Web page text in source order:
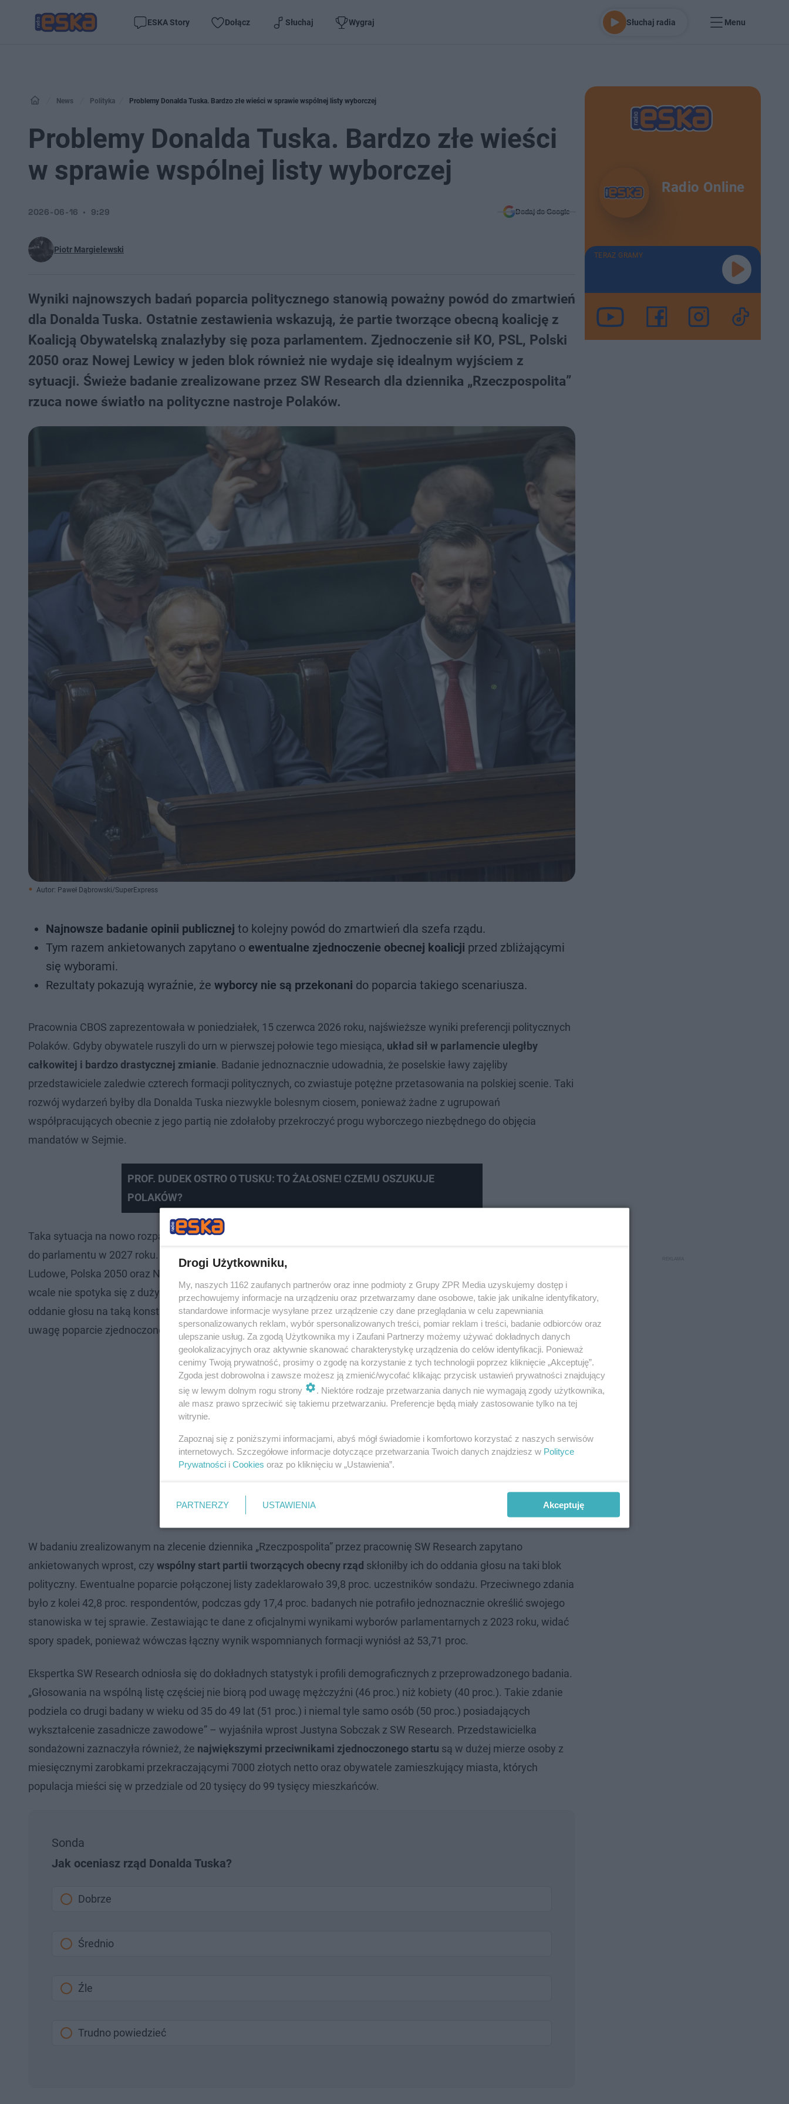
ESKA Story Dołącz Słuchaj Wygraj Słuchaj radia Menu
News Polityka Problemy Donalda Tuska. Bardzo złe wieści w sprawie wspólnej listy wyborczej
Problemy Donalda Tuska. Bardzo złe wieści
w sprawie wspólnej listy wyborczej
Piotr Margielewski
2026-06-16 9:29 Dodaj do Google
Wyniki najnowszych badań poparcia politycznego stanowią poważny powód do zmartwień
dla Donalda Tuska. Ostatnie zestawienia wskazują, że partie tworzące obecną koalicję z
Koalicją Obywatelską znalazłyby się poza parlamentem. Zjednoczenie sił KO, PSL, Polski
2050 oraz Nowej Lewicy w jeden blok również nie wydaje się idealnym wyjściem z
sytuacji. Świeże badanie zrealizowane przez SW Research dla dziennika „Rzeczpospolita”
rzuca nowe światło na polityczne nastroje Polaków.
Autor: Paweł Dąbrowski/SuperExpress
Najnowsze badanie opinii publicznej to kolejny powód do zmartwień dla szefa rządu.
Tym razem ankietowanych zapytano o ewentualne zjednoczenie obecnej koalicji przed zbliżającymi
się wyborami.
Rezultaty pokazują wyraźnie, że wyborcy nie są przekonani do poparcia takiego scenariusza.
Pracownia CBOS zaprezentowała w poniedziałek, 15 czerwca 2026 roku, najświeższe wyniki preferencji politycznych
Polaków. Gdyby obywatele ruszyli do urn w pierwszej połowie tego miesiąca, układ sił w parlamencie uległby
całkowitej i bardzo drastycznej zmianie. Badanie jednoznacznie udowadnia, że poselskie ławy zajęliby
przedstawiciele zaledwie czterech formacji politycznych, co zwiastuje potężne przetasowania na polskiej scenie. Taki
rozwój wydarzeń byłby dla Donalda Tuska niezwykle bolesnym ciosem, ponieważ żadne z ugrupowań
współpracujących obecnie z jego partią nie zdołałoby przekroczyć progu wyborczego niezbędnego do objęcia
mandatów w Sejmie.
PROF. DUDEK OSTRO O TUSKU: TO ŻAŁOSNE! CZEMU OSZUKUJE
POLAKÓW?
Taka sytuacja na nowo rozpala debaty o ewentualnym
do parlamentu w 2027 roku. W skład tego obszernego bloku miałyby wejść Koalicja Obywatelska, Polskie Stronnictwo
Ludowe, Polska 2050 oraz Nowa Lewica. Najświeższe wyniki badań pokazują jednak bezlitośnie, że taka strategia
wcale nie spotyka się z dużym entuzjazmem polskiego społeczeństwa. Odsetek osób kategorycznie wykluczających
oddanie głosu na taką konstrukcję polityczną jest zauważalnie wyższy niż odsetek wyborców, którzy braliby pod
uwagę poparcie zjednoczonego obozu obecnej władzy.
W badaniu zrealizowanym na zlecenie dziennika „Rzeczpospolita” przez pracownię SW Research zapytano
ankietowanych wprost, czy wspólny start partii tworzących obecny rząd skłoniłby ich do oddania głosu na taki blok
polityczny. Ewentualne poparcie połączonej listy zadeklarowało 39,8 proc. uczestników sondażu. Przeciwnego zdania
było z kolei 42,8 proc. respondentów, podczas gdy 17,4 proc. badanych nie potrafiło jednoznacznie określić swojego
stanowiska w tej sprawie. Zestawiając te dane z oficjalnymi wynikami wyborów parlamentarnych z 2023 roku, widać
spory spadek, ponieważ wówczas łączny wynik wspomnianych formacji wyniósł aż 53,71 proc.
Ekspertka SW Research odniosła się do dokładnych statystyk i profili demograficznych z przeprowadzonego badania.
„Głosowania na wspólną listę częściej nie biorą pod uwagę mężczyźni (46 proc.) niż kobiety (40 proc.). Takie zdanie
podziela co drugi badany w wieku od 35 do 49 lat (51 proc.) i niemal tyle samo osób (50 proc.) posiadających
wykształcenie zasadnicze zawodowe” – wyjaśniła wprost Justyna Sobczak z SW Research. Przedstawicielka
sondażowni zaznaczyła również, że największymi przeciwnikami zjednoczonego startu są w dużej mierze osoby z
miesięcznymi zarobkami przekraczającymi 7000 złotych netto oraz obywatele zamieszkujący miasta, których
populacja mieści się w przedziale od 20 tysięcy do 99 tysięcy mieszkańców.
Sonda
Jak oceniasz rząd Donalda Tuska?
Dobrze
Średnio
Źle
Trudno powiedzieć
Radio Online
TERAZ GRAMY
Drogi Użytkowniku,
My, naszych 1162 zaufanych partnerów oraz inne podmioty z Grupy ZPR Media uzyskujemy dostęp i
przechowujemy informacje na urządzeniu oraz przetwarzamy dane osobowe, takie jak unikalne identyfikatory,
standardowe informacje wysyłane przez urządzenie czy dane przeglądania w celu zapewniania
spersonalizowanych reklam, wybór spersonalizowanych treści, pomiar reklam i treści, badanie odbiorców oraz
ulepszanie usług. Za zgodą Użytkownika my i Zaufani Partnerzy możemy używać dokładnych danych
geolokalizacyjnych oraz aktywnie skanować charakterystykę urządzenia do celów identyfikacji. Ponieważ
cenimy Twoją prywatność, prosimy o zgodę na korzystanie z tych technologii poprzez kliknięcie „Akceptuję”.
Zgoda jest dobrowolna i zawsze możesz ją zmienić/wycofać klikając przycisk ustawień prywatności znajdujący
się w lewym dolnym rogu strony
. Niektóre rodzaje przetwarzania danych nie wymagają zgody użytkownika,
ale masz prawo sprzeciwić się takiemu przetwarzaniu. Preferencje będą miały zastosowanie tylko na tej
witrynie.
Zapoznaj się z poniższymi informacjami, abyś mógł świadomie i komfortowo korzystać z naszych serwisów
internetowych. Szczegółowe informacje dotyczące przetwarzania Twoich danych znajdziesz w Polityce
Prywatności i Cookies oraz po kliknięciu w „Ustawienia”.
PARTNERZY USTAWIENIA Akceptuję